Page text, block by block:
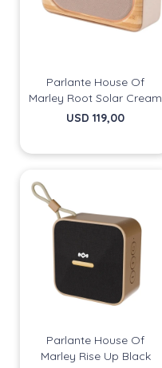
Parlante House Of
Marley Root Solar Cream
USD 119,00
Parlante House Of
Marley Rise Up Black